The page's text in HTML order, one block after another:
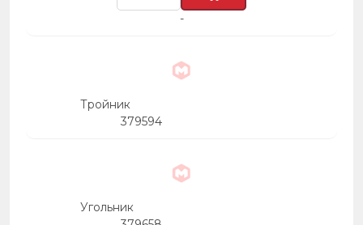
-
Тройник
379594
Угольник